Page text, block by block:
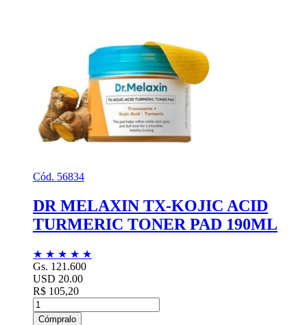
Cód. 56834
DR MELAXIN TX-KOJIC ACID
TURMERIC TONER PAD 190ML
★ ★ ★ ★ ★
Gs. 121.600
USD 20.00
R$ 105,20
Cómpralo